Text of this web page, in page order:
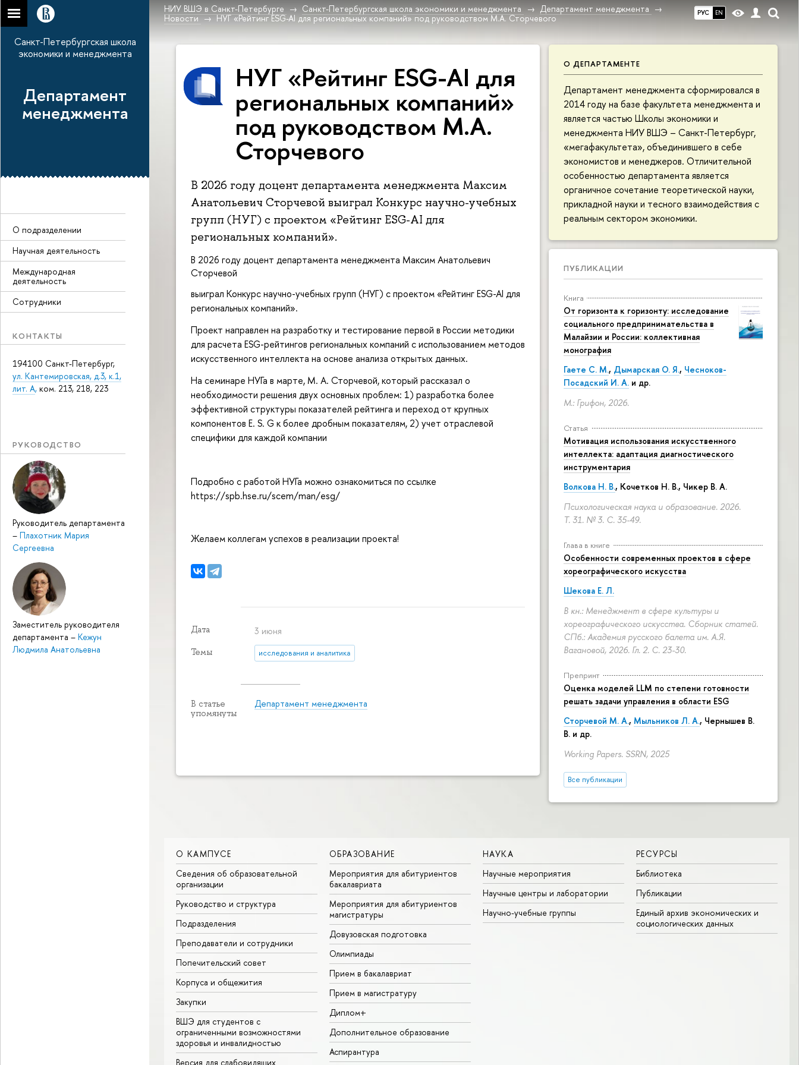
РУС EN
НИУ ВШЭ в Санкт-Петербурге Санкт-Петербургская школа экономики и менеджмента
Департамент менеджмента
Новости
НУГ «Рейтинг ESG-AI для региональных компаний» под руководством М.А. Сторчевого
Санкт-Петербургская школа
экономики и менеджмента
Департамент
менеджмента
О подразделении
Научная деятельность
Международная
деятельность
Сотрудники
КОНТАКТЫ
194100 Санкт-Петербург,
ул. Кантемировская, д.3, к.1,
лит. А, ком. 213, 218, 223
РУКОВОДСТВО
Руководитель департамента
– Плахотник Мария
Сергеевна
Заместитель руководителя
департамента – Кежун
Людмила Анатольевна
О ДЕПАРТАМЕНТЕ
Департамент менеджмента сформировался в
2014 году на базе факультета менеджмента и
является частью Школы экономики и
менеджмента НИУ ВШЭ – Санкт-Петербург,
«мегафакультета», объединившего в себе
экономистов и менеджеров. Отличительной
особенностью департамента является
органичное сочетание теоретической науки,
прикладной науки и тесного взаимодействия с
реальным сектором экономики.
ПУБЛИКАЦИИ
Книга
От горизонта к горизонту: исследование
социального предпринимательства в
Малайзии и России: коллективная
монография
Гаете С. М., Дымарская О. Я., Чесноков-
Посадский И. А. и др.
М.: Грифон, 2026.
Статья
Мотивация использования искусственного
интеллекта: адаптация диагностического
инструментария
Волкова Н. В., Кочетков Н. В., Чикер В. А.
Психологическая наука и образование. 2026.
Т. 31. № 3. С. 35-49.
Глава в книге
Особенности современных проектов в сфере
хореографического искусства
Шекова Е. Л.
В кн.: Менеджмент в сфере культуры и
хореографического искусства. Сборник статей.
СПб.: Академия русского балета им. А.Я.
Вагановой, 2026. Гл. 2. С. 23-30.
Препринт
Оценка моделей LLM по степени готовности
решать задачи управления в области ESG
Сторчевой М. А., Мыльников Л. А., Чернышев В.
В. и др.
Working Papers. SSRN, 2025
Все публикации
НУГ «Рейтинг ESG-AI для
региональных компаний»
под руководством М.А.
Сторчевого
В 2026 году доцент департамента менеджмента Максим
Анатольевич Сторчевой выиграл Конкурс научно-учебных
групп (НУГ) с проектом «Рейтинг ESG-AI для
региональных компаний».
В 2026 году доцент департамента менеджмента Максим Анатольевич
Сторчевой
выиграл Конкурс научно-учебных групп (НУГ) с проектом«Рейтинг ESG-AI для
региональных компаний».
Проект направлен на разработку и тестирование первой в России методики
для расчета ESG-рейтингов региональных компаний с использованием методов
искусственного интеллекта на основе анализа открытых данных.
На семинаре НУГа в марте, М. А. Сторчевой, который рассказал о
необходимости решения двух основных проблем: 1) разработка более
эффективной структуры показателей рейтинга и переход от крупных
компонентов E. S. G к более дробным показателям, 2) учет отраслевой
специфики для каждой компании
Подробно с работой НУГа можно ознакомиться по ссылке
https://spb.hse.ru/scem/man/esg/
Желаем коллегам успехов в реализации проекта!
Дата 3 июня
Темы исследования и аналитика
В статье
упомянуты
Департамент менеджмента
О КАМПУСЕ
Сведения об образовательной
организации
Руководство и структура
Подразделения
Преподаватели и сотрудники
Попечительский совет
Корпуса и общежития
Закупки
ВШЭ для студентов с
ограниченными возможностями
здоровья и инвалидностью
Версия для слабовидящих
ОБРАЗОВАНИЕ
Мероприятия для абитуриентов
бакалавриата
Мероприятия для абитуриентов
магистратуры
Довузовская подготовка
Олимпиады
Прием в бакалавриат
Прием в магистратуру
Диплом+
Дополнительное образование
Аспирантура
НАУКА
Научные мероприятия
Научные центры и лаборатории
Научно-учебные группы
РЕСУРСЫ
Библиотека
Публикации
Единый архив экономических и
социологических данных